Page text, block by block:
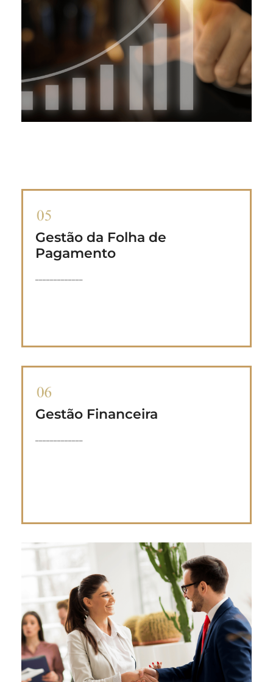
Gestão da Folha de
Pagamento
Pode incluir salários e remunerações de
Gestão Financeira
viabilidade, diligência fiscal e muito mais